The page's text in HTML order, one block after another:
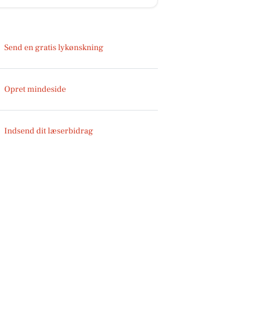
Send en gratis lykønskning
Opret mindeside
Indsend dit læserbidrag